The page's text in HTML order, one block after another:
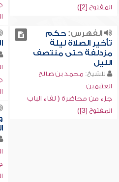
المفتوح [2])
الفهرس:حكم
تأخير الصلاة ليلة
مزدلفة حتى منتصف
الليل
للشيخ: محمد بن صالح
العثيمين
جزء من محاضرة ( لقاء الباب
المفتوح [3])